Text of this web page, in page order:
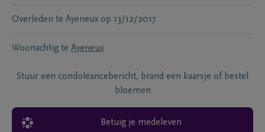
Overleden te Ayeneux op 13/12/2017
Woonachtig te Ayeneux
Stuur een condoléancebericht, brand een kaarsje of bestel
bloemen
Betuig je medeleven